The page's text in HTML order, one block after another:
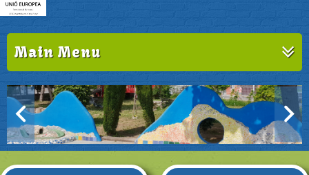
Main Menu